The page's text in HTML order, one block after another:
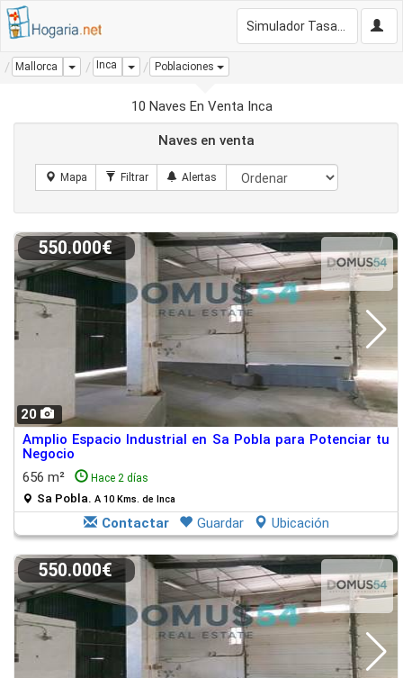
Mallorca Dropdown
Inca Dropdown
Poblaciones
10 Naves En Venta Inca
Naves en venta
20
550.000€
Amplio Espacio Industrial en Sa Pobla para Potenciar tu
Negocio
656 m²
Hace 2 días
Sa Pobla. A 10 Kms. de Inca
Contactar Guardar Ubicación
550.000€